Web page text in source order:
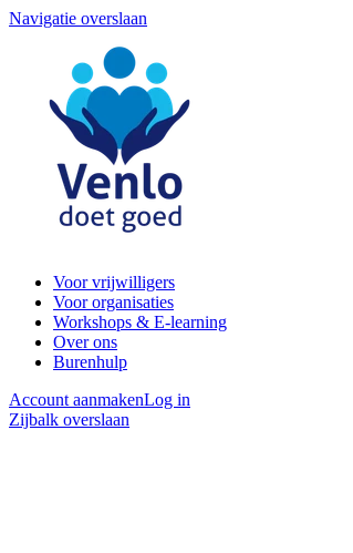
Navigatie overslaan
Voor vrijwilligers
Voor organisaties
Workshops & E-learning
Over ons
Burenhulp
Account aanmakenLog in
Zijbalk overslaan